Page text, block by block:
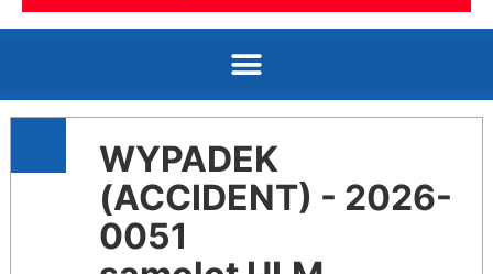
WYPADEK
(ACCIDENT) - 2026-
0051